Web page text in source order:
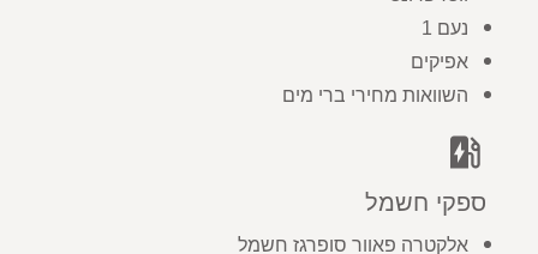
נעם 1
אפיקים
השוואות מחירי ברי מים
ev_station
ספקי חשמל
אלקטרה פאוור סופרגז חשמל